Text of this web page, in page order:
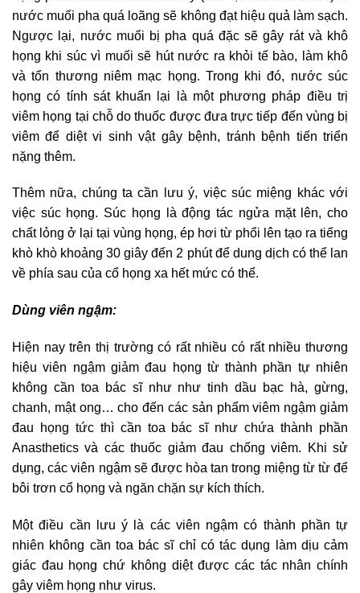
nước muối pha quá loãng sẽ không đạt hiệu quả làm sạch.
Ngược lại, nước muối bị pha quá đặc sẽ gây rát và khô
họng khi súc vì muối sẽ hút nước ra khỏi tế bào, làm khô
và tổn thương niêm mạc họng. Trong khi đó, nước súc
họng có tính sát khuẩn lại là một phương pháp điều trị
viêm họng tại chỗ do thuốc được đưa trực tiếp đến vùng bị
viêm để diệt vi sinh vật gây bệnh, tránh bệnh tiến triển
nặng thêm.
Thêm nữa, chúng ta cần lưu ý, việc súc miệng khác với
việc súc họng. Súc họng là động tác ngửa mặt lên, cho
chất lỏng ở lại tại vùng họng, ép hơi từ phổi lên tạo ra tiếng
khò khò khoảng 30 giây đến 2 phút để dung dịch có thể lan
về phía sau của cổ họng xa hết mức có thể.
Dùng viên ngậm:
Hiện nay trên thị trường có rất nhiều có rất nhiều thương
hiệu viên ngậm giảm đau họng từ thành phần tự nhiên
không cần toa bác sĩ như như tinh dầu bạc hà, gừng,
chanh, mật ong… cho đến các sản phẩm viêm ngậm giảm
đau họng tức thì cần toa bác sĩ như chứa thành phần
Anasthetics và các thuốc giảm đau chống viêm. Khi sử
dụng, các viên ngậm sẽ được hòa tan trong miệng từ từ để
bôi trơn cổ họng và ngăn chặn sự kích thích.
Một điều cần lưu ý là các viên ngậm có thành phần tự
nhiên không cần toa bác sĩ chỉ có tác dụng làm dịu cảm
giác đau họng chứ không diệt được các tác nhân chính
gây viêm họng như virus.